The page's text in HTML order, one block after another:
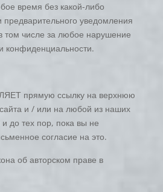
время без какой-либо
предварительного уведомления
том числе за любое нарушение
конфиденциальности.
прямую ссылку на верхнюю
и / или на любой из наших
до тех пор, пока вы не
согласие на это.
об авторском праве в